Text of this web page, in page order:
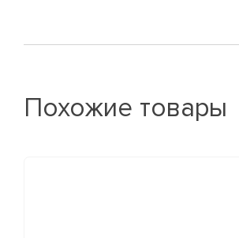
Похожие товары